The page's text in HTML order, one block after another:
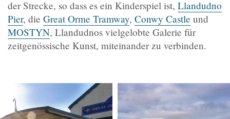
der Strecke, so dass es ein Kinderspiel ist, Llandudno
Pier, die Great Orme Tramway, Conwy Castle und
MOSTYN, Llandudnos vielgelobte Galerie für
zeitgenössische Kunst, miteinander zu verbinden.